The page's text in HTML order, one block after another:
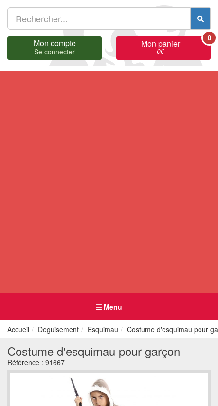
Mon compte
Se connecter
Mon panier
0€
0
Menu
Accueil Deguisement Esquimau Costume d'esquimau pour
Costume d'esquimau pour garçon
Référence : 91667